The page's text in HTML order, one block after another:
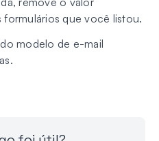
formulários que você listou.
modelo de e-mail